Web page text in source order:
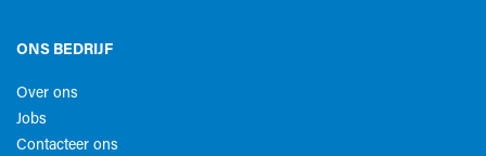
ONS BEDRIJF
Over ons
Jobs
Contacteer ons